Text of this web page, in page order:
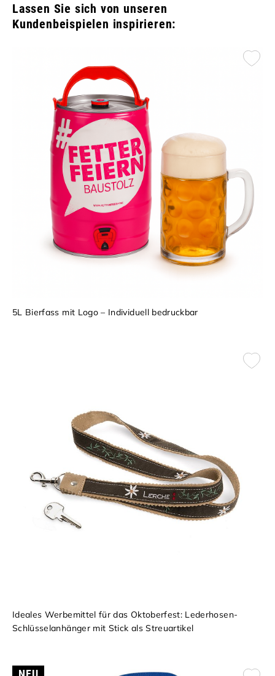
Lassen Sie sich von unseren
Kundenbeispielen inspirieren:
5L Bierfass mit Logo – Individuell bedruckbar
Ideales Werbemittel für das Oktoberfest: Lederhosen-
Schlüsselanhänger mit Stick als Streuartikel